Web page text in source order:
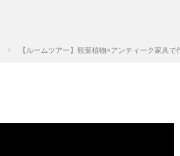
【ルームツアー】観葉植物×アンティーク家具